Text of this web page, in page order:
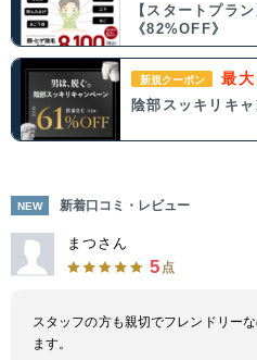
【スタートプラ
《82%OFF》
新規クーポン 最
陰部スッキリキ
NEW 新着口コミ・レビュー
まつさん
5 点
スタッフの方も親切でフレンドリー
ます。